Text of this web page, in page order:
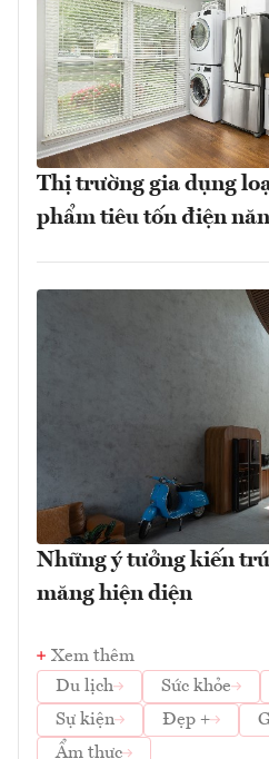
Thị trường gia dụng
phẩm tiêu tốn điện
Những ý tưởng kiến
măng hiện diện
Xem thêm
Du lịch
Sức khỏe
Sự kiện
Đẹp +
Ẩm thực